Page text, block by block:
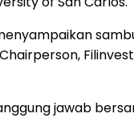
jawab